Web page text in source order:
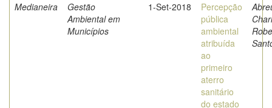
Medianeira
Gestão
Ambiental em
Municípios
1-Set-2018
Percepção
pública
ambiental
atribuída
ao
primeiro
aterro
sanitário
do estado